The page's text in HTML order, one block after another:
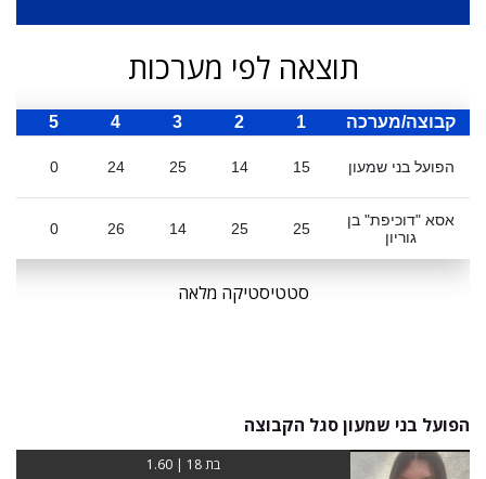
תוצאה לפי מערכות
קבוצה/מערכה 1
2
3
4
5
הפועל בני שמעון 15
14
25
24
0
אסא "דוכיפת" בן
גוריון
25
25
14
26
0
סטטיסטיקה מלאה
הפועל בני שמעון סגל הקבוצה
בת 18 | 1.60